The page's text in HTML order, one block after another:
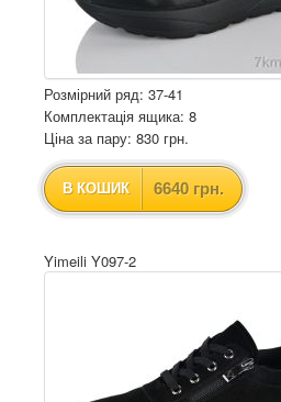
Розмірний ряд: 37-41
Комплектація ящика: 8
Ціна за пару: 830 грн.
В КОШИК 6640 грн.
Yimeili Y097-2